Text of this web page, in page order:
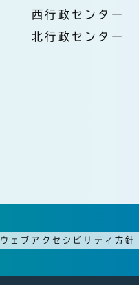
西行政センター
北行政センター
ウェブアクセシビリティ方針